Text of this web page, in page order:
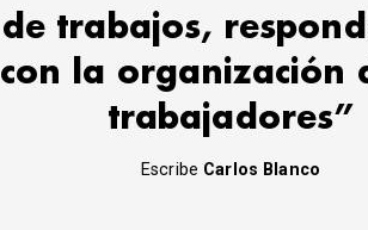
de trabajos,
con la organización
trabajadores”
Escribe Carlos Blanco